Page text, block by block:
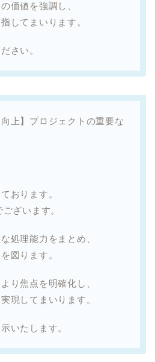
価値を強調し、
してまいります。
さい。
上】プロジェクトの重要な
おります。
ざいます。
処理能力をまとめ、
図ります。
り焦点を明確化し、
現してまいります。
いたします。